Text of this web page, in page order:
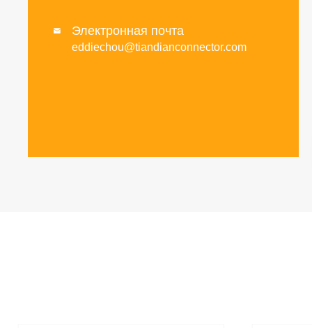
 Электронная почта
eddiechou@tiandianconnector.com